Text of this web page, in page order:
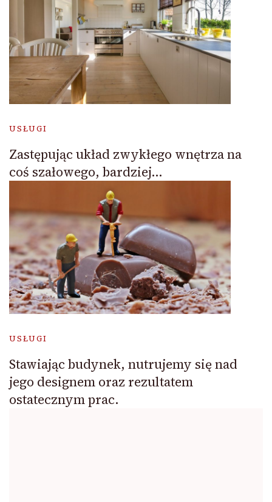
USŁUGI
Zastępując układ zwykłego wnętrza na
coś szałowego, bardziej…
USŁUGI
Stawiając budynek, nutrujemy się nad
jego designem oraz rezultatem
ostatecznym prac.